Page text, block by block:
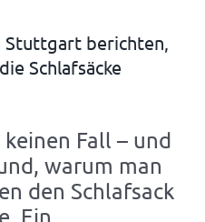
Stuttgart berichten,
Schlafsäcke
Fall – und
warum man
den Schlafsack
Ein